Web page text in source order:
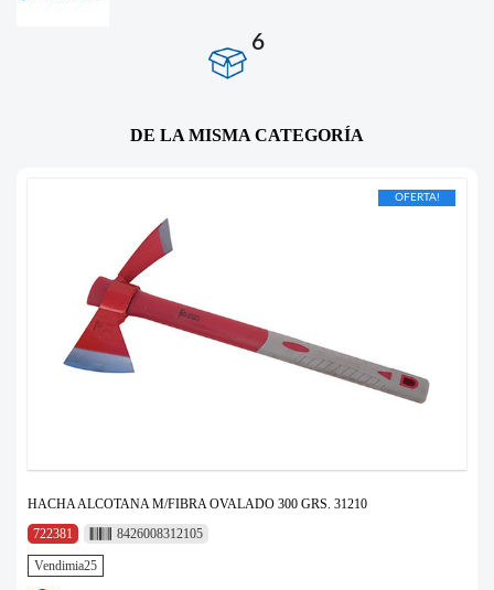
6
DE LA MISMA CATEGORÍA
OFERTA!
HACHA ALCOTANA M/FIBRA OVALADO 300 GRS. 31210
722381
8426008312105
Vendimia25